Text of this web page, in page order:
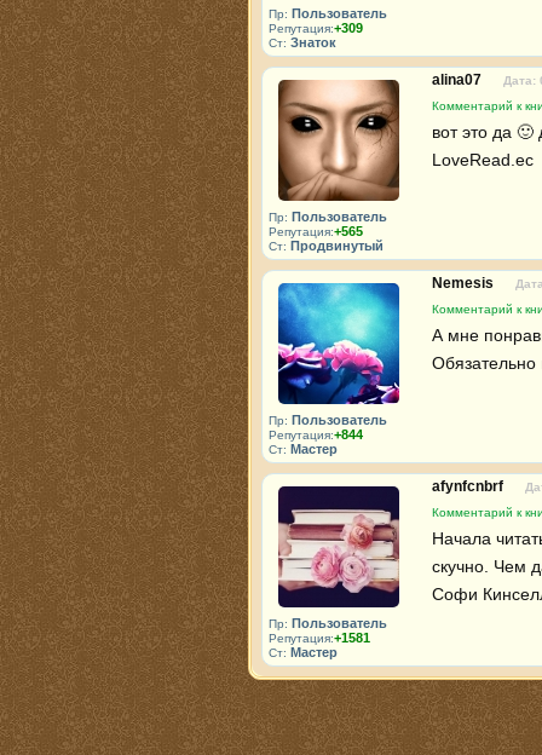
Пр: Пользователь
Репутация:+309
Ст: Знаток
Пр: Пользователь
Репутация:+565
Ст: Продвинутый
alina07
Дата:
Комментарий к
вот это да
LoveRead.ec
Пр: Пользователь
Репутация:+844
Ст: Мастер
Nemesis
Комментарий к
А мне
Пр: Пользователь
Репутация:+1581
Ст: Мастер
afynfcnbrf
Комментарий к
Начала
скучно. Чем
Софи